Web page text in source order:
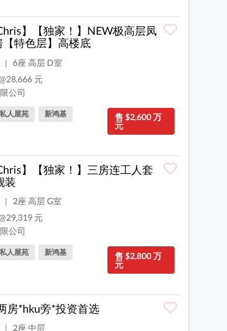
】【独家！】NEW极高层凤
特色层】高楼底
|
6座 高层 D室
元
公司
售 $2,600 万
元
私人屋苑 新鸿基
】【独家！】三房连工人套
装
|
2座 高层 G室
元
公司
售 $2,800 万
元
私人屋苑 新鸿基
房*hku旁*投资首选
| 2座 中层